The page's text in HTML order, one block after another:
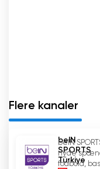
Flere kanaler
beIN
SPORTS
Türkiye
beIN
nyde
fodbold,